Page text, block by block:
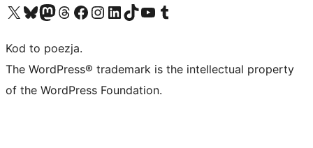
Odwiedź nasze konto X (dawniej Twitter)
Odwiedź nasze konto Bluesky
Odwiedź nasze konto na Mastodoncie
Odwiedź naszego Threadsa
Odwiedź naszego Facebooka
Odwiedź nasze konto na Instagramie
Odwiedź nasze konto na LinkedIn
Odwiedź naszego TikToka
Odwiedź nasz kanał YouTube
Odwiedź naszego Tumblra
Kod to poezja.
The WordPress® trademark is the intellectual property
of the WordPress Foundation.